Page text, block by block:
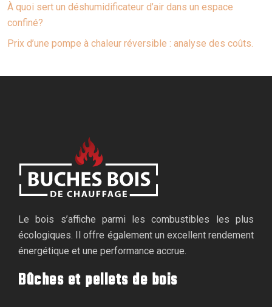
À quoi sert un déshumidificateur d’air dans un espace
confiné?
Prix d’une pompe à chaleur réversible : analyse des coûts.
Le bois s’affiche parmi les combustibles les plus
écologiques. Il offre également un excellent rendement
énergétique et une performance accrue.
Bûches et pellets de bois